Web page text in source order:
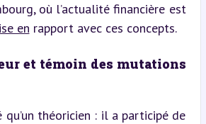
où l’actualité financière est
en rapport avec ces concepts.
et témoin des mutations
qu’un théoricien : il a participé de